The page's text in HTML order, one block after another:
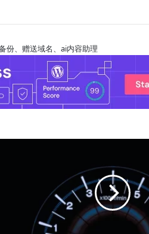
份、赠送域名、ai内容助理